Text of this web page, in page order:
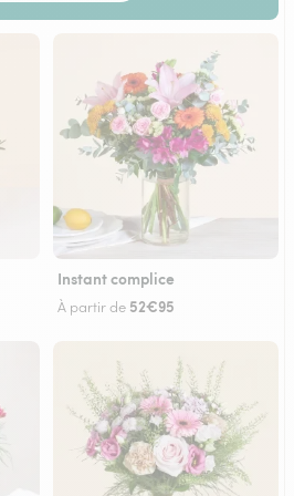
Instant complice
À partir de 52€95